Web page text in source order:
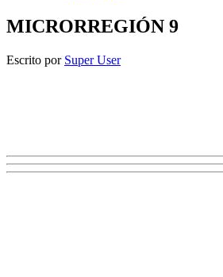
MICRORREGIÓN 9
Escrito por Super User